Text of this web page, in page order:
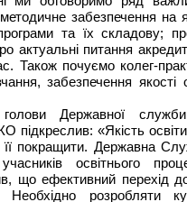
забезпечення на
програми та їх складову;
актуальні питання
Також почуємо колег-
забезпечення
Державної служби
«Якість освіти
покращити. Державна
освітнього
що ефективний перехід
Необхідно розробляти